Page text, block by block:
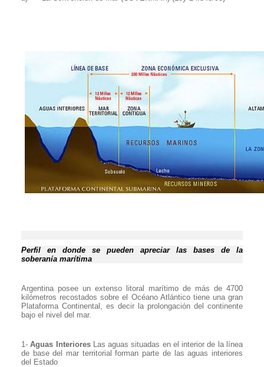
Perfil en donde se pueden apreciar las bases de la
soberanía marítima
Argentina posee un extenso litoral marítimo de más de 4700
kilómetros recostados sobre el Océano Atlántico tiene una gran
Plataforma Continental, es decir la prolongación del continente
bajo el nivel del mar.
1-Aguas InterioresLas aguas situadas en el interior de la línea
de base del mar territorial forman parte de las aguas interiores
del Estado